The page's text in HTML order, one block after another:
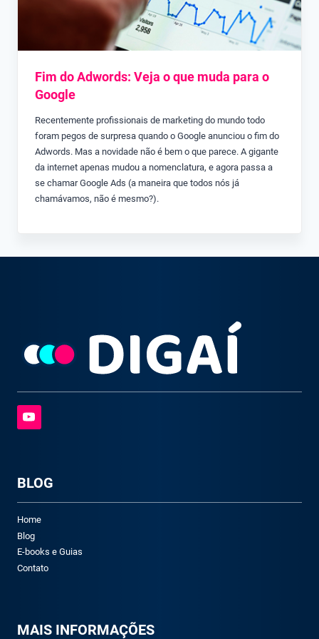
Fim do Adwords: Veja o que muda para o
Google
Recentemente profissionais de marketing do mundo todo
foram pegos de surpresa quando o Google anunciou o fim do
Adwords. Mas a novidade não é bem o que parece. A gigante
da internet apenas mudou a nomenclatura, e agora passa a
se chamar Google Ads (a maneira que todos nós já
chamávamos, não é mesmo?).
BLOG
Home
Blog
E-books e Guias
Contato
MAIS INFORMAÇÕES